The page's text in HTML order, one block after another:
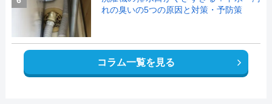
れの臭いの5つの原因と対策・予防策
コラム一覧を見る